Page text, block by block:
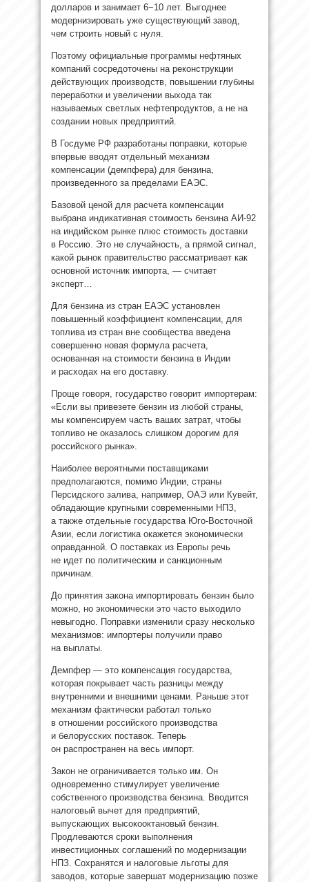
долларов и занимает 6−10 лет. Выгоднее
модернизировать уже существующий завод,
чем строить новый с нуля.
Поэтому официальные программы нефтяных
компаний сосредоточены на реконструкции
действующих производств, повышении глубины
переработки и увеличении выхода так
называемых светлых нефтепродуктов, а не на
создании новых предприятий.
В Госдуме РФ разработаны поправки, которые
впервые вводят отдельный механизм
компенсации (демпфера) для бензина,
произведенного за пределами ЕАЭС.
Базовой ценой для расчета компенсации
выбрана индикативная стоимость бензина АИ-92
на индийском рынке плюс стоимость доставки
в Россию. Это не случайность, а прямой сигнал,
какой рынок правительство рассматривает как
основной источник импорта, — считает
эксперт…
Для бензина из стран ЕАЭС установлен
повышенный коэффициент компенсации, для
топлива из стран вне сообщества введена
совершенно новая формула расчета,
основанная на стоимости бензина в Индии
и расходах на его доставку.
Проще говоря, государство говорит импортерам:
«Если вы привезете бензин из любой страны,
мы компенсируем часть ваших затрат, чтобы
топливо не оказалось слишком дорогим для
российского рынка».
Наиболее вероятными поставщиками
предполагаются, помимо Индии, страны
Персидского залива, например, ОАЭ или Кувейт,
обладающие крупными современными НПЗ,
а также отдельные государства Юго-Восточной
Азии, если логистика окажется экономически
оправданной. О поставках из Европы речь
не идет по политическим и санкционным
причинам.
До принятия закона импортировать бензин было
можно, но экономически это часто выходило
невыгодно. Поправки изменили сразу несколько
механизмов: импортеры получили право
на выплаты.
Демпфер — это компенсация государства,
которая покрывает часть разницы между
внутренними и внешними ценами. Раньше этот
механизм фактически работал только
в отношении российского производства
и белорусских поставок. Теперь
он распространен на весь импорт.
Закон не ограничивается только им. Он
одновременно стимулирует увеличение
собственного производства бензина. Вводится
налоговый вычет для предприятий,
выпускающих высокооктановый бензин.
Продлеваются сроки выполнения
инвестиционных соглашений по модернизации
НПЗ. Сохранятся и налоговые льготы для
заводов, которые завершат модернизацию позже